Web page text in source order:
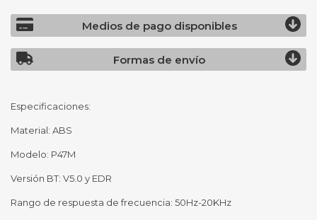
Medios de pago disponibles
Formas de envío
Especificaciones:
Material: ABS
Modelo: P47M
Versión BT: V5.0 y EDR
Rango de respuesta de frecuencia: 50Hz-20KHz